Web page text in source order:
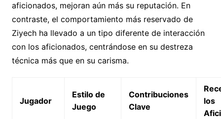
aficionados, mejoran aún más su reputación. En
contraste, el comportamiento más reservado de
Ziyech ha llevado a un tipo diferente de interacción
con los aficionados, centrándose en su destreza
técnica más que en su carisma.
Jugador
Estilo de
Juego
Contribuciones
Clave
los